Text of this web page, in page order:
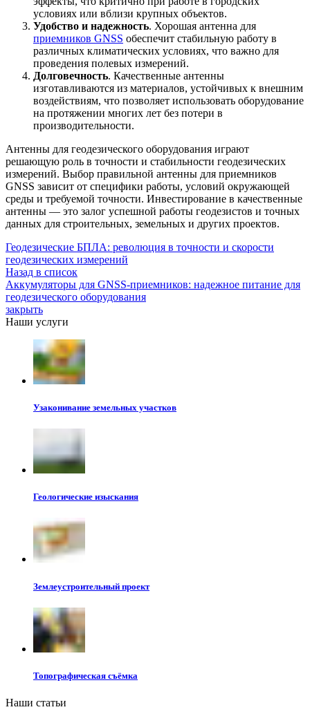
условиях или вблизи крупных объектов.
Удобство и надежность. Хорошая антенна для
приемников GNSS обеспечит стабильную работу в
различных климатических условиях, что важно для
проведения полевых измерений.
Долговечность. Качественные антенны
изготавливаются из материалов, устойчивых к внешним
воздействиям, что позволяет использовать оборудование
на протяжении многих лет без потери в
производительности.
Антенны для геодезического оборудования играют
решающую роль в точности и стабильности геодезических
измерений. Выбор правильной антенны для приемников
GNSS зависит от специфики работы, условий окружающей
среды и требуемой точности. Инвестирование в качественные
антенны — это залог успешной работы геодезистов и точных
данных для строительных, земельных и других проектов.
Геодезические БПЛА: революция в точности и скорости
геодезических измерений
Назад в список
Аккумуляторы для GNSS-приемников: надежное питание для
геодезического оборудования
закрыть
Наши услуги
Узаконивание земельных участков
Геологические изыскания
Землеустроительный проект
Топографическая съёмка
Наши статьи